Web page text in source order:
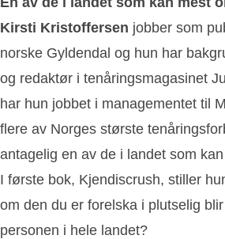
Kirsti Kristoffersen jobber som
norske Gyldendal og hun har
og redaktør i tenåringsmagasinet
har hun jobbet i managementet til
flere av Norges største
antagelig en av de i landet som
I første bok, Kjendiscrush, stiller
om den du er forelska i plutselig
personen i hele landet?